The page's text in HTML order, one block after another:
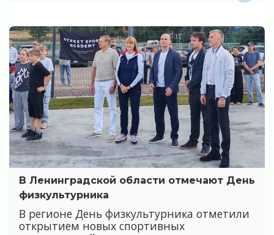
В Ленинградской области отмечают День
физкультурника
В регионе День физкультурника отметили
открытием новых спортивных